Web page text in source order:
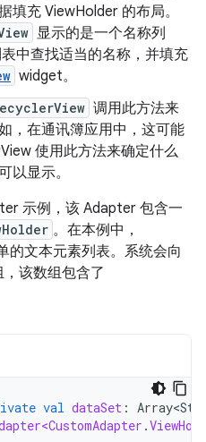
填充 ViewHolder 的布局。
显示的是一个名称列
中查找适当的名称，并填充
widget。
调用此方法来
，在通讯簿应用中，这可能
使用此方法来确定什么
以显示。
示例，该 Adapter 包含一
。在本例中，
的文本元素列表。系统会向
该数组包含了
val dataSet :
.